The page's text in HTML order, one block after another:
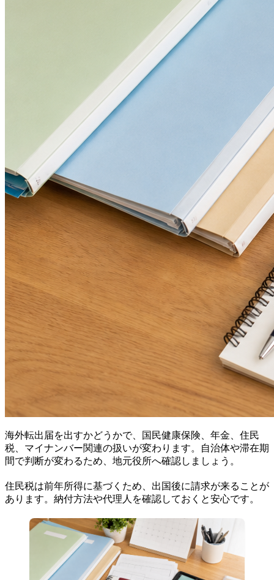
海外転出届を出すかどうかで、国民健康保険、年金、住民
税、マイナンバー関連の扱いが変わります。自治体や滞在期
間で判断が変わるため、地元役所へ確認しましょう。
住民税は前年所得に基づくため、出国後に請求が来ることが
あります。納付方法や代理人を確認しておくと安心です。